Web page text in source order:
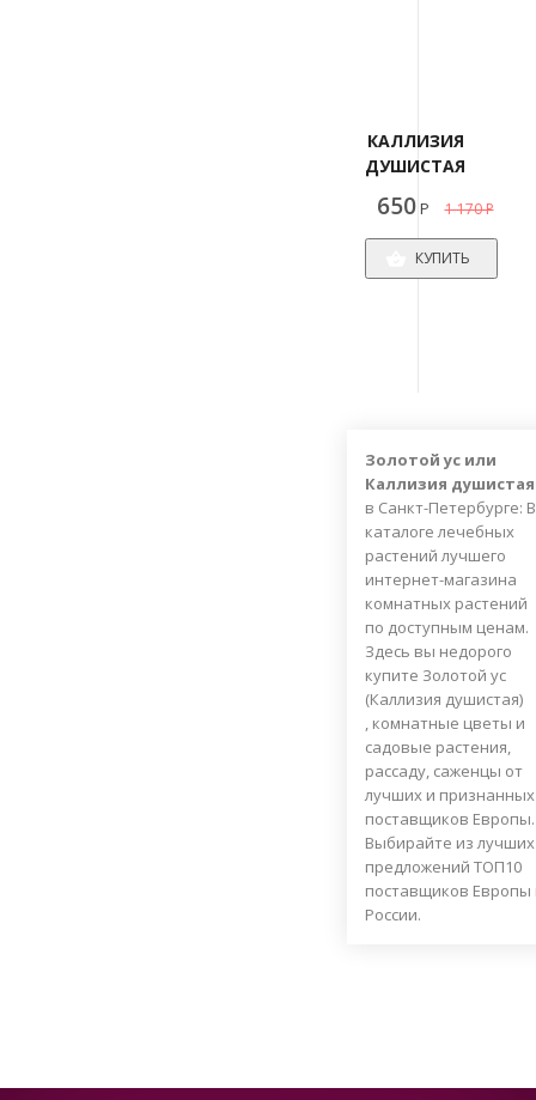
КАЛЛИЗИЯ
ДУШИСТАЯ
650Р 1 170Р
КУПИТЬ
Золотой ус или
Каллизия душистая
в Санкт-Петербурге: В
каталоге лечебных
растений лучшего
интернет-магазина
комнатных растений
по доступным ценам.
Здесь вы недорого
купите Золотой ус
(Каллизия душистая)
, комнатные цветы и
садовые растения,
рассаду, саженцы от
лучших и признанных
поставщиков Европы.
Выбирайте из лучших
предложений ТОП10
поставщиков Европы
России.